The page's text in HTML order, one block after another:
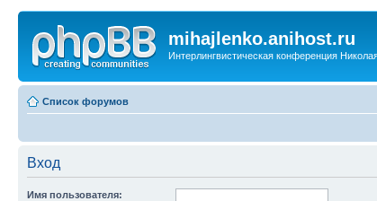
mihajlenko.anihost.ru
Интерлингвистическая конференция
Список форумов
Вход
Имя пользователя: